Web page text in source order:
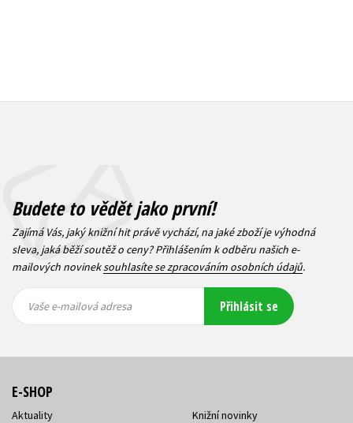
Budete to vědět jako první!
Zajímá Vás, jaký knižní hit právě vychází, na jaké zboží je výhodná
sleva, jaká běží soutěž o ceny? Přihlášením k odběru našich e-
mailových novineksouhlasíte se zpracováním osobních údajů.
mailová
mailová
Vaše e-mailová adresa Přihlásit se
E-SHOP
Aktuality
Knižní novinky